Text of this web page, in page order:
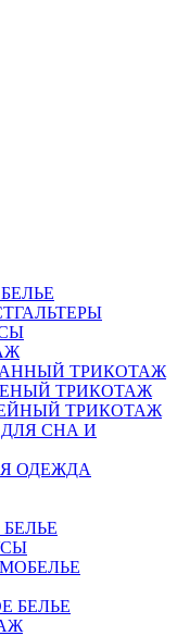
ТРИКОТАЖ
ТРИКОТАЖ
ТРИКОТАЖ
СНА И
ОДЕЖДА
БЕЛЬЕ